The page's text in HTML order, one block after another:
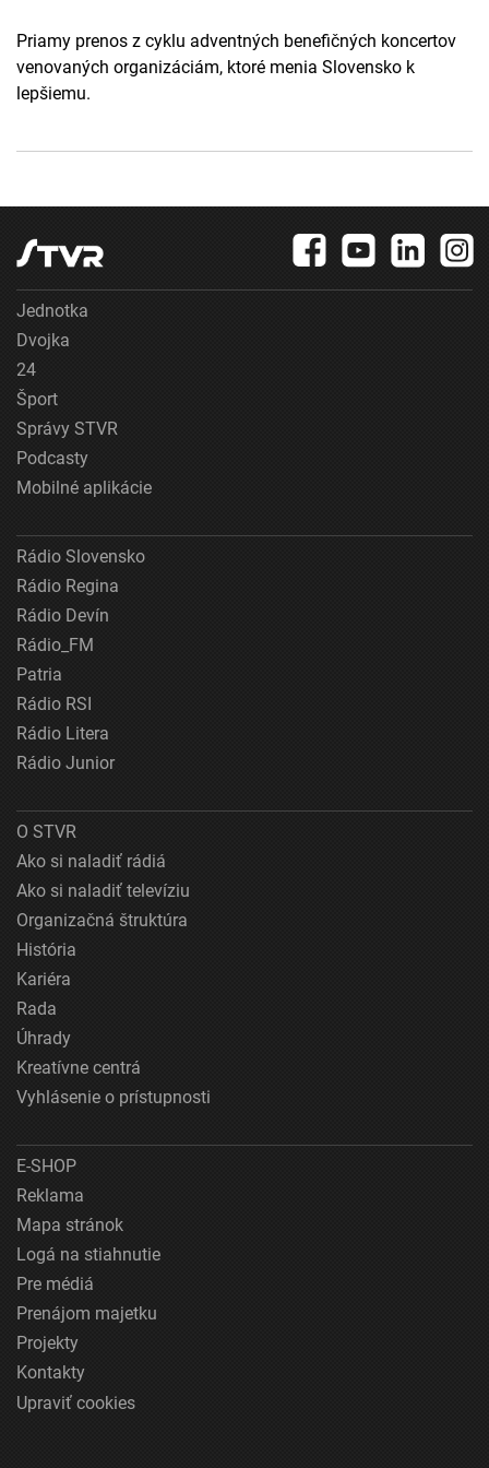
Priamy prenos z cyklu adventných benefičných koncertov
venovaných organizáciám, ktoré menia Slovensko k
lepšiemu.
Jednotka
Dvojka
24
Šport
Správy STVR
Podcasty
Mobilné aplikácie
Rádio Slovensko
Rádio Regina
Rádio Devín
Rádio_FM
Patria
Rádio RSI
Rádio Litera
Rádio Junior
O STVR
Ako si naladiť rádiá
Ako si naladiť televíziu
Organizačná štruktúra
História
Kariéra
Rada
Úhrady
Kreatívne centrá
Vyhlásenie o prístupnosti
E-SHOP
Reklama
Mapa stránok
Logá na stiahnutie
Pre médiá
Prenájom majetku
Projekty
Kontakty
Upraviť cookies